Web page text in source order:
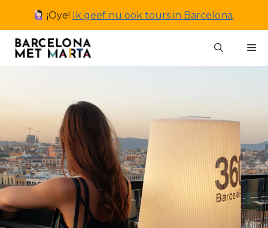
inhoud
¡Oye! Ik geef nu ook tours in Barcelona.